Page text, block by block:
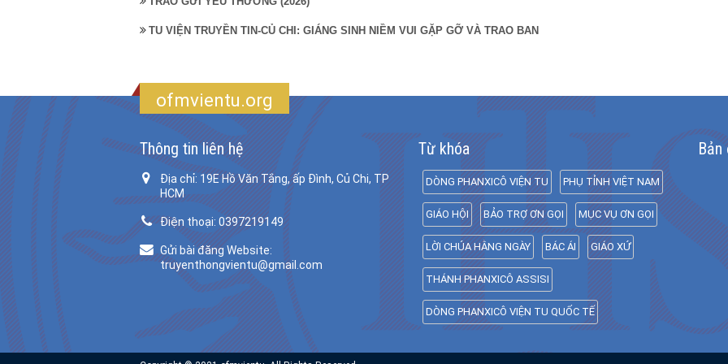
TU VIỆN TRUYỀN TIN-CỦ CHI: GIÁNG SINH NIỀM VUI GẶP GỠ VÀ TRAO BAN
ofmvientu.org
Thông tin liên hệ
Địa chỉ: 19E Hồ Văn Tắng, ấp Đình, Củ Chi, TP
HCM
Điện thoại: 0397219149
Gửi bài đăng Website:
truyenthongvientu@gmail.com
Từ khóa
DÒNG PHANXICÔ VIỆN TU PHỤ TỈNH VIỆT NAM
GIÁO HỘI BẢO TRỢ ƠN GỌI MỤC VỤ ƠN GỌI
LỜI CHÚA HẰNG NGÀY BÁC ÁI GIÁO XỨ
THÁNH PHANXICÔ ASSISI
DÒNG PHANXICÔ VIỆN TU QUỐC TẾ
Bản